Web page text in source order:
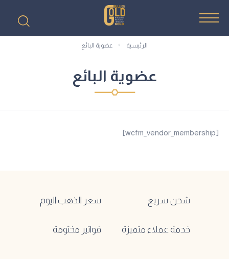
الرئيسية عضوية البائع
عضوية البائع
[wcfm_vendor_membership]
شحن سريع سعر الذهب اليوم
خدمة عملاء متميزة فواتير مختومة